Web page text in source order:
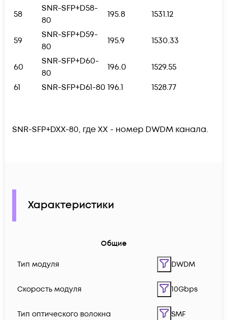
58
SNR-SFP+D58-
80
195.8 1531.12
59
SNR-SFP+D59-
80
195.9 1530.33
60
SNR-SFP+D60-
80
196.0
1529.55
61
SNR-SFP+D61-80 196.1 1528.77
SNR-SFP+DXX-80, где XX - номер DWDM канала.
Характеристики
Общие
Тип модуля DWDM
Скорость модуля 10Gbps
Тип оптического волокна SMF